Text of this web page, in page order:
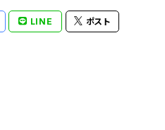
LINE ポスト